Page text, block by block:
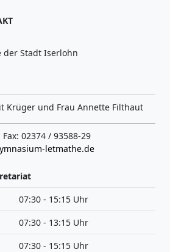
der Stadt Iserlohn
Krüger und Frau Annette Filthaut
02374 / 93588-29
letmathe.de
07:30 - 15:15 Uhr
07:30 - 13:15 Uhr
07:30 - 15:15 Uhr